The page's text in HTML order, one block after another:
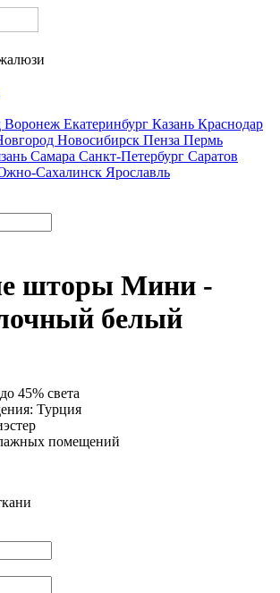
Воронеж Екатеринбург Казань Краснодар
Новосибирск Пенза Пермь
Самара Санкт-Петербург Саратов
Сахалинск Ярославль
шторы Мини -
белый
45% света
Турция
помещений